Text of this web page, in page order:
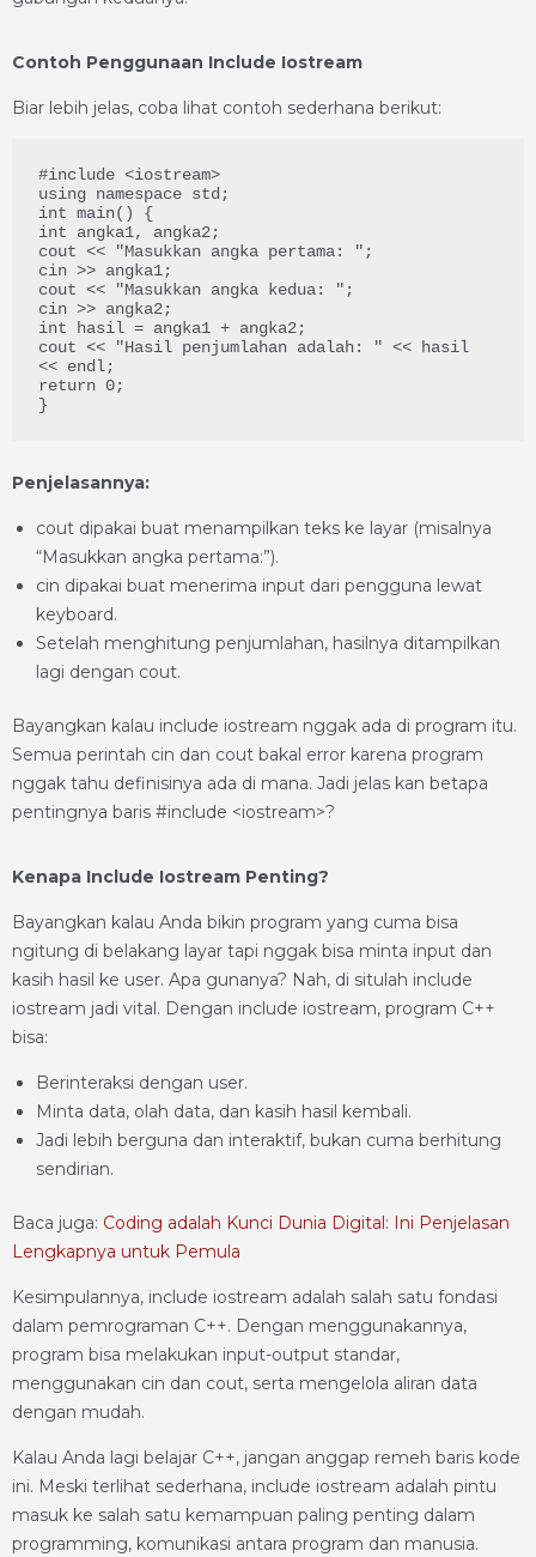
Contoh Penggunaan Include Iostream
Biar lebih jelas, coba lihat contoh sederhana berikut:
#include <iostream>
using namespace std;
int main() {
int angka1, angka2;
cout << "Masukkan angka pertama: ";
cin >> angka1;
cout << "Masukkan angka kedua: ";
cin >> angka2;
int hasil = angka1 + angka2;
cout << "Hasil penjumlahan adalah: " << hasil
<< endl;
return 0;
}
Penjelasannya:
cout dipakai buat menampilkan teks ke layar (misalnya
“Masukkan angka pertama:”).
cin dipakai buat menerima input dari pengguna lewat
keyboard.
Setelah menghitung penjumlahan, hasilnya ditampilkan
lagi dengan cout.
Bayangkan kalau include iostream nggak ada di program itu.
Semua perintah cin dan cout bakal error karena program
nggak tahu definisinya ada di mana. Jadi jelas kan betapa
pentingnya baris #include <iostream>?
Kenapa Include Iostream Penting?
Bayangkan kalau Anda bikin program yang cuma bisa
ngitung di belakang layar tapi nggak bisa minta input dan
kasih hasil ke user. Apa gunanya? Nah, di situlah include
iostream jadi vital. Dengan include iostream, program C++
bisa:
Berinteraksi dengan user.
Minta data, olah data, dan kasih hasil kembali.
Jadi lebih berguna dan interaktif, bukan cuma berhitung
sendirian.
Baca juga: Coding adalah Kunci Dunia Digital: Ini Penjelasan
Lengkapnya untuk Pemula
Kesimpulannya, include iostream adalah salah satu fondasi
dalam pemrograman C++. Dengan menggunakannya,
program bisa melakukan input-output standar,
menggunakan cin dan cout, serta mengelola aliran data
dengan mudah.
Kalau Anda lagi belajar C++, jangan anggap remeh baris kode
ini. Meski terlihat sederhana, include iostream adalah pintu
masuk ke salah satu kemampuan paling penting dalam
programming, komunikasi antara program dan manusia.